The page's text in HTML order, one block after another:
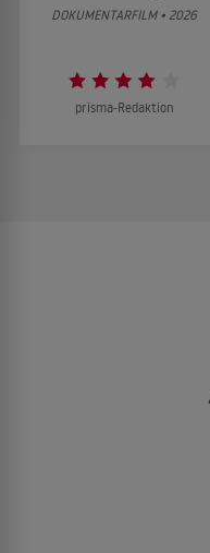
DOKUMENTARFILM • 2026
prisma-Redaktion